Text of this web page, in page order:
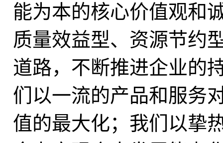
能为本的核心价值观和
质量效益型、资源节约
道路，不断推进企业的
们以一流的产品和服务
值的最大化；我们以挚